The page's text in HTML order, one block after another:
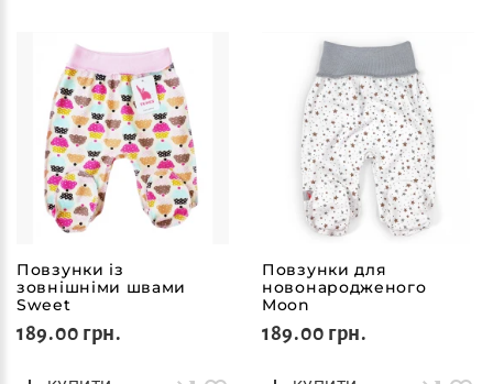
Повзунки із
зовнішніми швами
Sweet
189.00 грн.
Повзунки для
новонародженого
Moon
189.00 грн.